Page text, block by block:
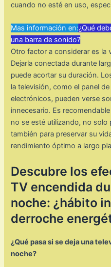
cuando no esté en uso,
Mas información en:¿Qué
una barra de sonido?
Otro factor a considerar es la
Dejarla conectada durante
puede acortar su duración.
la televisión, como el panel
electrónicos, pueden verse
innecesario. Es
no se esté utilizando, no solo
también para preservar su
rendimiento óptimo a largo
Descubre los
TV encendida
noche: ¿hábito
derroche
¿Qué pasa si se deja una
noche?